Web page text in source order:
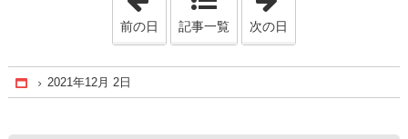
前の日 記事一覧 次の日
Home
2021年12月 2日